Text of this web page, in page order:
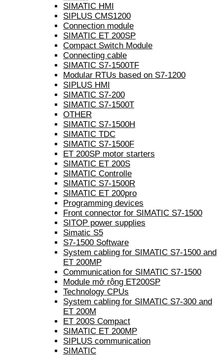
SIMATIC HMI
SIPLUS CMS1200
Connection module
SIMATIC ET 200SP
Compact Switch Module
Connecting cable
SIMATIC S7-1500TF
Modular RTUs based on S7-1200
SIPLUS HMI
SIMATIC S7-200
SIMATIC S7-1500T
OTHER
SIMATIC S7-1500H
SIMATIC TDC
SIMATIC S7-1500F
ET 200SP motor starters
SIMATIC ET 200S
SIMATIC Controlle
SIMATIC S7-1500R
SIMATIC ET 200pro
Programming devices
Front connector for SIMATIC S7-1500
SITOP power supplies
Simatic S5
S7-1500 Software
System cabling for SIMATIC S7-1500 and
ET 200MP
Communication for SIMATIC S7-1500
Module mở rộng ET200SP
Technology CPUs
System cabling for SIMATIC S7-300 and
ET 200M
ET 200S Compact
SIMATIC ET 200MP
SIPLUS communication
SIMATIC